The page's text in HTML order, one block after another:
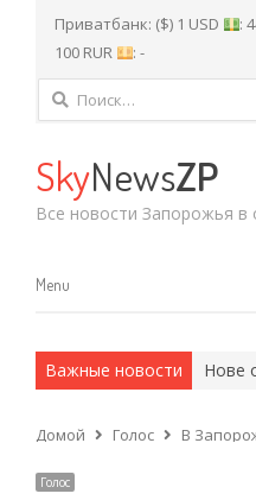
Приватбанк: ($) 1 USD :
100 RUR
: -
Найти:
SkyNewsZP
Все новости Запорожья в
Menu
Menu
Важные новости
армейские методы. Нове
Домой Голос В
Голос